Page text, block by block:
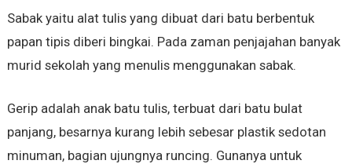
Sabak yaitu alat tulis yang dibuat dari batu berbentuk
papan tipis diberi bingkai. Pada zaman penjajahan banyak
murid sekolah yang menulis menggunakan sabak.
Gerip adalah anak batu tulis, terbuat dari batu bulat
panjang, besarnya kurang lebih sebesar plastik sedotan
minuman, bagian ujungnya runcing. Gunanya untuk